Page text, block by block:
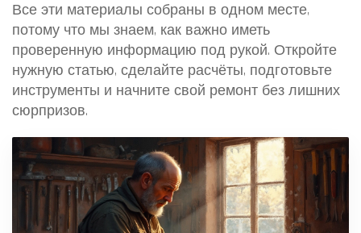
Все эти материалы собраны в одном месте,
потому что мы знаем, как важно иметь
проверенную информацию под рукой. Откройте
нужную статью, сделайте расчёты, подготовьте
инструменты и начните свой ремонт без лишних
сюрпризов.